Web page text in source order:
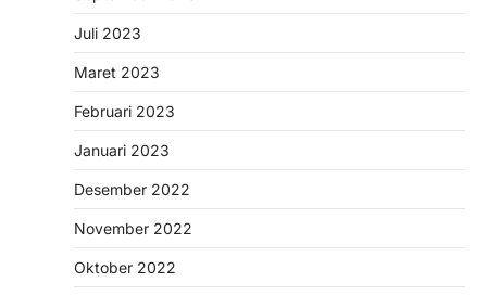
Juli 2023
Maret 2023
Februari 2023
Januari 2023
Desember 2022
November 2022
Oktober 2022